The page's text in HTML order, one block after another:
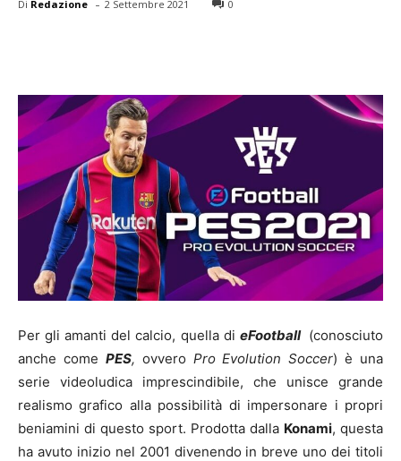
Di Redazione - 2 Settembre 2021 0
Per gli amanti del calcio, quella di eFootball (conosciuto
anche come PES, ovvero Pro Evolution Soccer) è una
serie videoludica imprescindibile, che unisce grande
realismo grafico alla possibilità di impersonare i propri
beniamini di questo sport. Prodotta dalla Konami, questa
ha avuto inizio nel 2001 divenendo in breve uno dei titoli